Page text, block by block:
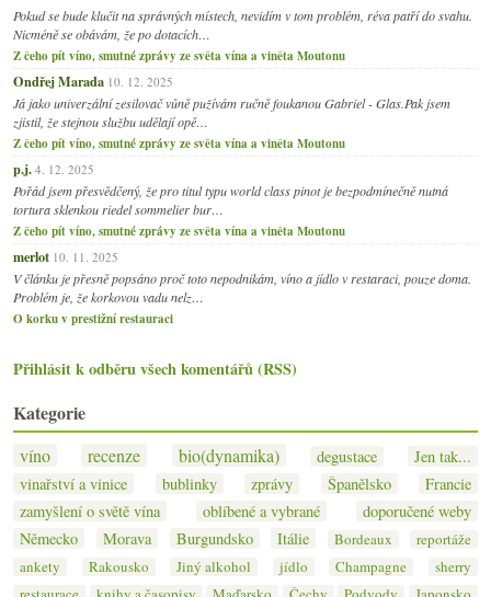
Pokud se bude klučit na správných místech, nevidím v tom problém, réva patří do svahu.
Nicméně se obávám, že po dotacích…
Z čeho pít víno, smutné zprávy ze světa vína a viněta Moutonu
Ondřej Marada 10. 12. 2025
Já jako univerzální zesilovač vůně pužívám ručně foukanou Gabriel - Glas.Pak jsem
zjistil, že stejnou službu udělají opě…
Z čeho pít víno, smutné zprávy ze světa vína a viněta Moutonu
p.j. 4. 12. 2025
Pořád jsem přesvědčený, že pro titul typu world class pinot je bezpodmínečně nutná
tortura sklenkou riedel sommelier bur…
Z čeho pít víno, smutné zprávy ze světa vína a viněta Moutonu
merlot 10. 11. 2025
V článku je přesně popsáno proč toto nepodnikám, víno a jídlo v restaraci, pouze doma.
Problém je, že korkovou vadu nelz…
O korku v prestižní restauraci
Přihlásit k odběru všech komentářů (RSS)
Kategorie
víno recenze bio(dynamika) degustace
Jen tak...
vinařství a vinice
bublinky zprávy Španělsko
Francie
zamyšlení o světě vína
oblíbené a vybrané
doporučené weby
Německo
Morava Burgundsko Itálie Bordeaux
reportáže
ankety
Rakousko Jiný alkohol jídlo Champagne
sherry